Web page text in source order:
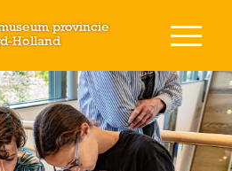
provincie
Holland